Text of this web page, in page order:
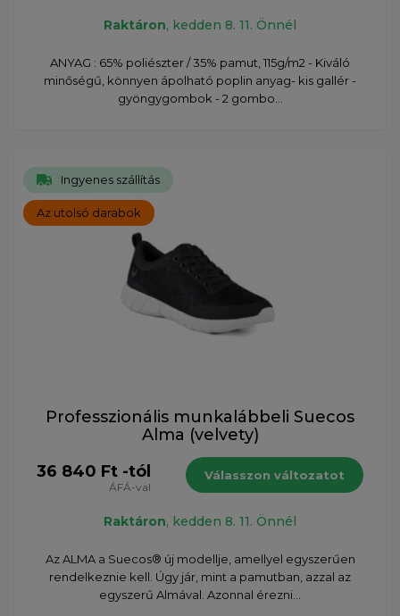
Raktáron, kedden 8. 11. Önnél
ANYAG : 65% poliészter / 35% pamut, 115g/m2 - Kiváló
minőségű, könnyen ápolható poplin anyag ​- kis gallér -
gyöngygombok - 2 gombo...
Ingyenes szállítás
Az utolsó darabok
Professzionális munkalábbeli Suecos
Alma (velvety)
36 840 Ft -tól
ÁFÁ-val
Válasszon változatot
Raktáron, kedden 8. 11. Önnél
Az ALMA a Suecos® új modellje, amellyel egyszerűen
rendelkeznie kell. Úgy jár, mint a pamutban, azzal az
egyszerű Almával. Azonnal érezni...